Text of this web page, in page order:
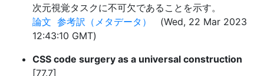
次元視覚タスクに不可欠であることを示す。
論文 参考訳（メタデータ）
(Wed, 22 Mar 2023
12:43:10 GMT)
CSS code surgery as a universal construction
[77.7]